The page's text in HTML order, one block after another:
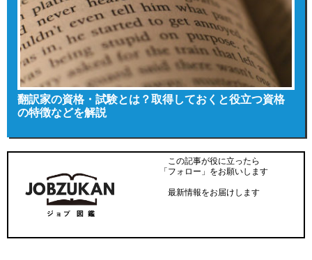
翻訳家の資格・試験とは？取得しておくと役立つ資格
の特徴などを解説
この記事が役に立ったら
「フォロー」をお願いします
最新情報をお届けします